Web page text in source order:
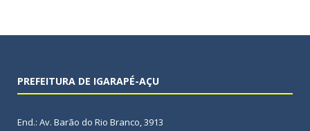
PREFEITURA DE IGARAPÉ-AÇU
End.: Av. Barão do Rio Branco, 3913